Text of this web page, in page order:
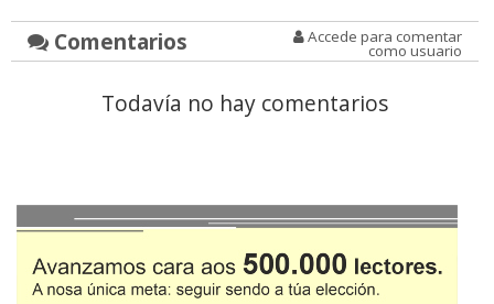
Comentarios Accede para comentar
como usuario
Todavía no hay comentarios